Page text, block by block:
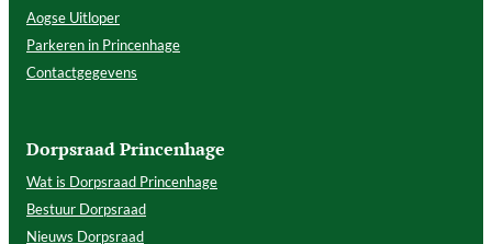
Aogse Uitloper
Parkeren in Princenhage
Contactgegevens
Dorpsraad Princenhage
Wat is Dorpsraad Princenhage
Bestuur Dorpsraad
Nieuws Dorpsraad